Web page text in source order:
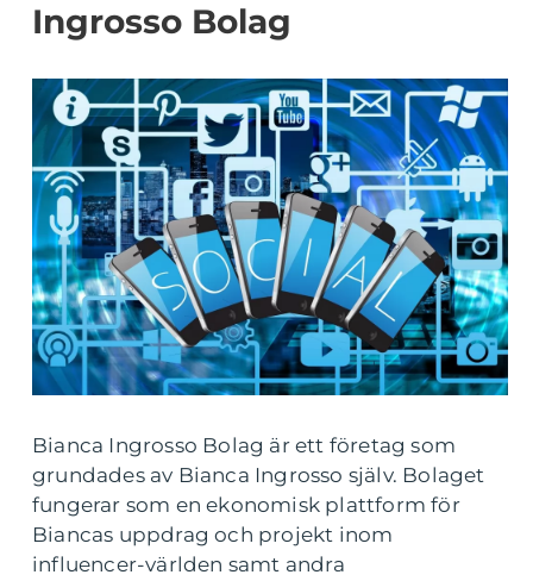
Ingrosso Bolag
Bianca Ingrosso Bolag är ett företag som
grundades av Bianca Ingrosso själv. Bolaget
fungerar som en ekonomisk plattform för
Biancas uppdrag och projekt inom
influencer-världen samt andra